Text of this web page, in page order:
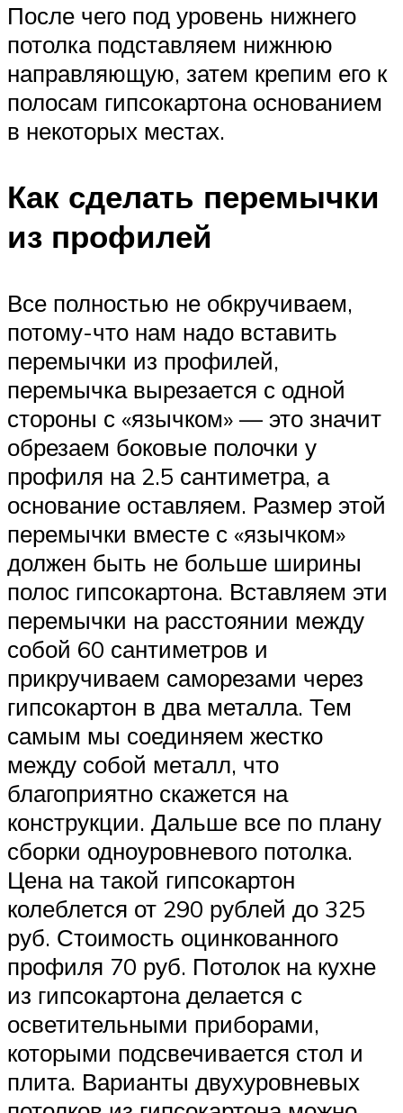
После чего под уровень нижнего
потолка подставляем нижнюю
направляющую, затем крепим его к
полосам гипсокартона основанием
в некоторых местах.
Как сделать перемычки
из профилей
Все полностью не обкручиваем,
потому-что нам надо вставить
перемычки из профилей,
перемычка вырезается с одной
стороны с «язычком» — это значит
обрезаем боковые полочки у
профиля на 2.5 сантиметра, а
основание оставляем. Размер этой
перемычки вместе с «язычком»
должен быть не больше ширины
полос гипсокартона. Вставляем эти
перемычки на расстоянии между
собой 60 сантиметров и
прикручиваем саморезами через
гипсокартон в два металла. Тем
самым мы соединяем жестко
между собой металл, что
благоприятно скажется на
конструкции. Дальше все по плану
сборки одноуровневого потолка.
Цена на такой гипсокартон
колеблется от 290 рублей до 325
руб. Стоимость оцинкованного
профиля 70 руб. Потолок на кухне
из гипсокартона делается с
осветительными приборами,
которыми подсвечивается стол и
плита. Варианты двухуровневых